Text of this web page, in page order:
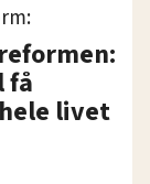
få
livet